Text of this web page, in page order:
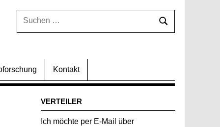
Suchen
Suchen
Kontakt
VERTEILER
Ich möchte per E-Mail über